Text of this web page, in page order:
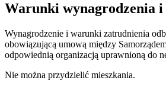
Warunki wynagrodzenia
Wynagrodzenie i warunki zatrudnienia
obowiązującą umową między
odpowiednią organizacją uprawnioną do
Nie można przydzielić mieszkania.